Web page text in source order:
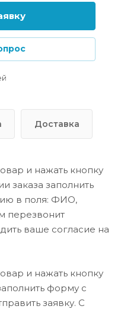
Доставка
и нажать кнопку
заказа заполнить
в поля: ФИО,
перезвонит
ваше согласие на
и нажать кнопку
форму с
заявку. С